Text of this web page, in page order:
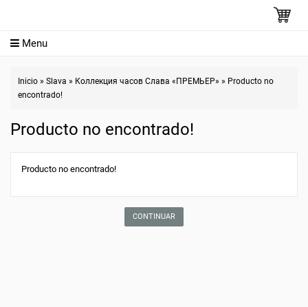
Menu
Inicio » Slava » Коллекция часов Слава «ПРЕМЬЕР» » Producto no
encontrado!
Producto no encontrado!
Producto no encontrado!
CONTINUAR